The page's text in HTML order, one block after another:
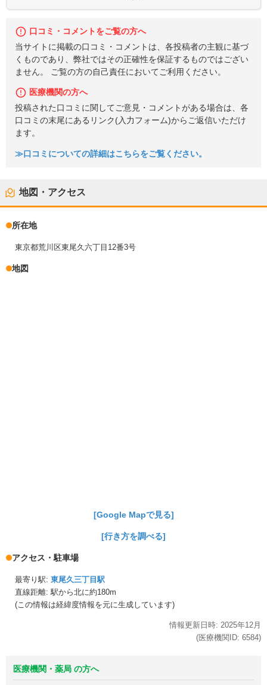
口コミ・コメントをご覧の方へ
当サイトに掲載の口コミ・コメントは、各投稿者の主観に基づ
くものであり、弊社ではその正確性を保証するものではござい
ません。 ご覧の方の自己責任においてご利用ください。
医療機関の方へ
投稿された口コミに関してご意見・コメントがある場合は、各
口コミの末尾にあるリンク(入力フォーム)からご返信いただけ
ます。
≫口コミについての詳細はこちらをご覧ください。
地図・アクセス
所在地
東京都荒川区東尾久六丁目12番3号
地図
[Google Mapで見る]
[行き方を調べる]
アクセス・駐車場
最寄り駅: 東尾久三丁目駅
直線距離: 駅から北に約180m
(この情報は経緯度情報を元に生成しています)
情報更新日時: 2025年12月
(医療機関ID: 6584)
医療機関・薬局 の方へ